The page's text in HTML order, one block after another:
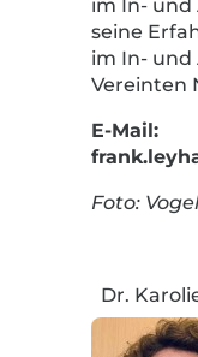
im In- und
seine
im In- und
Vereinten
E-Mail:
Foto:
Dr.